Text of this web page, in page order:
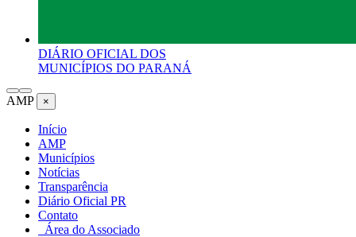
DIÁRIO OFICIAL DOS
MUNICÍPIOS DO PARANÁ
AMP ×
Início
AMP
Municípios
Notícias
Transparência
Diário Oficial PR
Contato
Área do Associado